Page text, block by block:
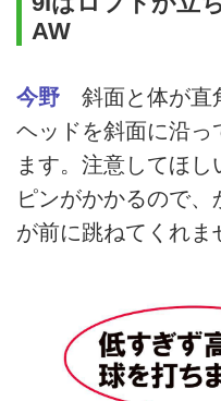
AW
今野 斜面と体が直
ヘッドを斜面に沿っ
ます。注意してほ
ピンがかかるので
が前に跳ねてくれま